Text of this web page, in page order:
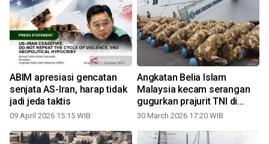
ABIM apresiasi gencatan
senjata AS-Iran, harap tidak
jadi jeda taktis
09 April 2026 15:15 WIB
Angkatan Belia Islam
Malaysia kecam serangan
gugurkan prajurit TNI di
Lebanon
30 March 2026 17:20 WIB